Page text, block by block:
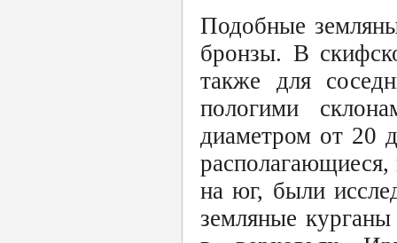
Подобные
бронзы. В
также для
пологими
диаметром от 20
на юг, были
земляные